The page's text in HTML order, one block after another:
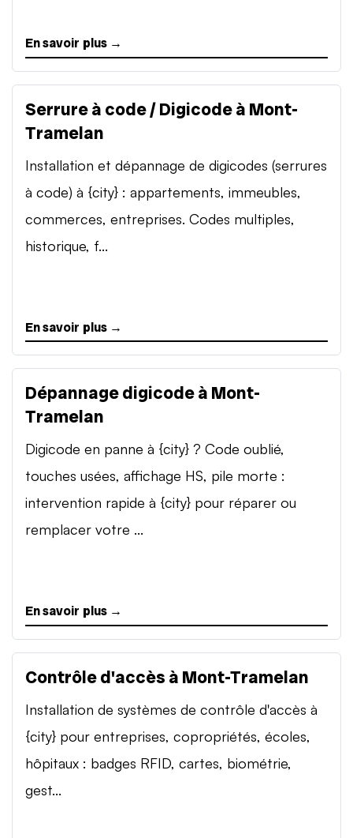
En savoir plus →
Serrure à code / Digicode à Mont-
Tramelan
Installation et dépannage de digicodes (serrures
à code) à {city} : appartements, immeubles,
commerces, entreprises. Codes multiples,
historique, f...
En savoir plus →
Dépannage digicode à Mont-
Tramelan
Digicode en panne à {city} ? Code oublié,
touches usées, affichage HS, pile morte :
intervention rapide à {city} pour réparer ou
remplacer votre ...
En savoir plus →
Contrôle d'accès à Mont-Tramelan
Installation de systèmes de contrôle d'accès à
{city} pour entreprises, copropriétés, écoles,
hôpitaux : badges RFID, cartes, biométrie,
gest...